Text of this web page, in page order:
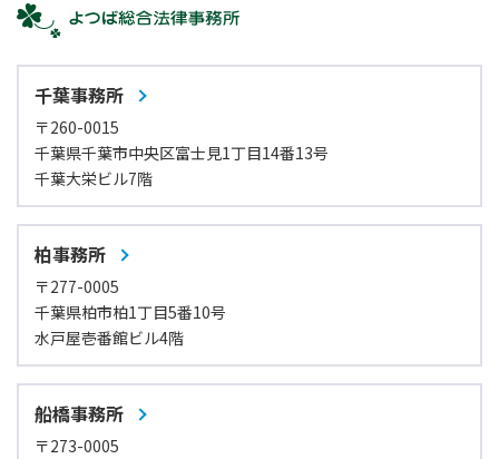
千葉事務所
〒260-0015
千葉県千葉市中央区富士見1丁目14番13号
千葉大栄ビル7階
柏事務所
〒277-0005
千葉県柏市柏1丁目5番10号
水戸屋壱番館ビル4階
船橋事務所
〒273-0005